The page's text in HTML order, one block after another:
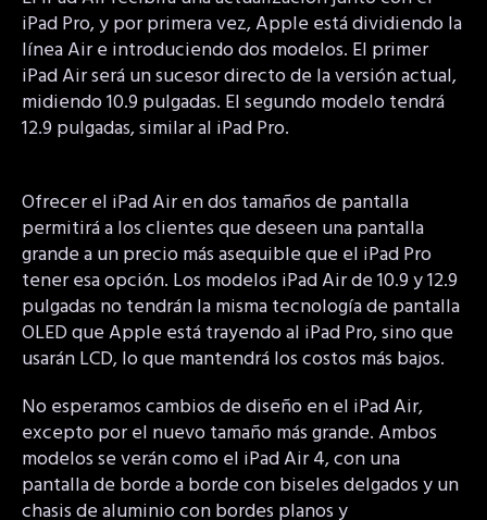
iPad Pro, y por primera vez, Apple está dividiendo la
línea Air e introduciendo dos modelos. El primer
iPad Air será un sucesor directo de la versión actual,
midiendo 10.9 pulgadas. El segundo modelo tendrá
12.9 pulgadas, similar al iPad Pro.
Ofrecer el iPad Air en dos tamaños de pantalla
permitirá a los clientes que deseen una pantalla
grande a un precio más asequible que el iPad Pro
tener esa opción. Los modelos iPad Air de 10.9 y 12.9
pulgadas no tendrán la misma tecnología de pantalla
OLED que Apple está trayendo al iPad Pro, sino que
usarán LCD, lo que mantendrá los costos más bajos.
No esperamos cambios de diseño en el iPad Air,
excepto por el nuevo tamaño más grande. Ambos
modelos se verán como el iPad Air 4, con una
pantalla de borde a borde con biseles delgados y un
chasis de aluminio con bordes planos y